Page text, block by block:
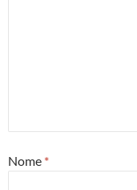
Nome *